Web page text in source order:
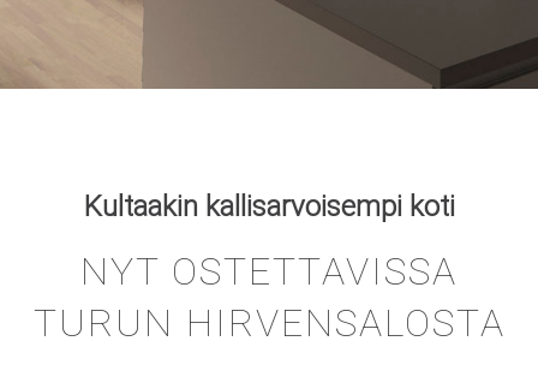
Kultaakin kallisarvoisempi koti
NYT OSTETTAVISSA
TURUN HIRVENSALOSTA